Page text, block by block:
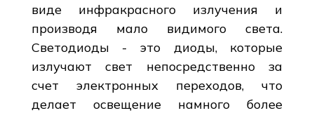
виде инфракрасного излучения и
производя мало видимого света.
Светодиоды - это диоды, которые
излучают свет непосредственно за
счет электронных переходов, что
делает освещение намного более